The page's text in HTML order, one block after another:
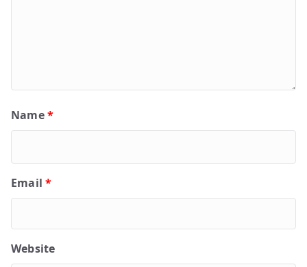
Name*
Email*
Website